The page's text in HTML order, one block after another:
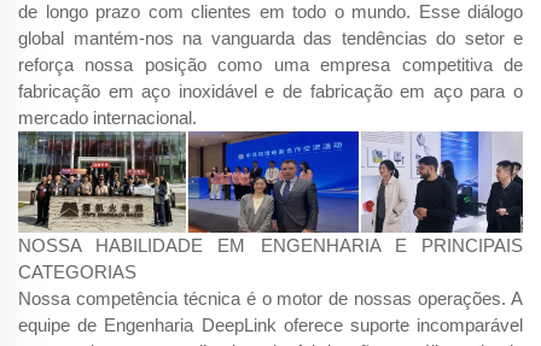
de longo prazo com clientes em todo o mundo. Esse diálogo
global mantém-nos na vanguarda das tendências do setor e
reforça nossa posição como uma empresa competitiva de
fabricação em aço inoxidável e de fabricação em aço para o
mercado internacional.
NOSSA HABILIDADE EM ENGENHARIA E PRINCIPAIS
CATEGORIAS
Nossa competência técnica é o motor de nossas operações. A
equipe de Engenharia DeepLink oferece suporte incomparável